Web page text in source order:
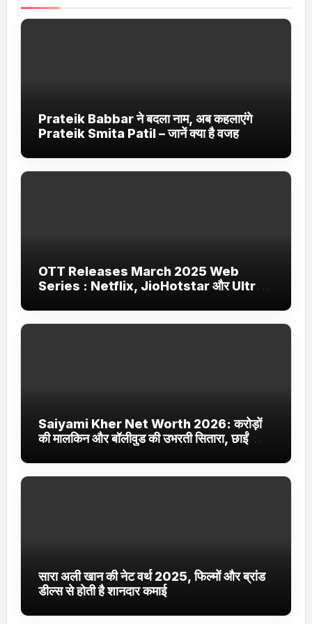
Prateik Babbar ने बदला नाम, अब कहलाएंगे
Prateik Smita Patil – जानें क्या है वजह
OTT Releases March 2025 Web
Series : Netflix, JioHotstar और Ultra
Saiyami Kher Net Worth 2026: करोड़ों
की मालकिन और बॉलीवुड की उभरती सितारा, छाईं
सारा अली खान की नेट वर्थ 2025, फिल्मों और ब्रांड
डील्स से होती है शानदार कमाई